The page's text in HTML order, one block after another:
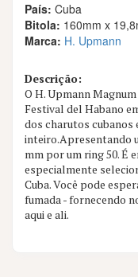
País: Cuba
Bitola: 160mm x
Marca: H. Upmann
Descrição:
O H. Upmann
Festival del Habano
dos charutos cubanos
inteiro.Apresentando
mm por um ring 50. É
especialmente
Cuba. Você pode
fumada - fornecendo
aqui e ali.